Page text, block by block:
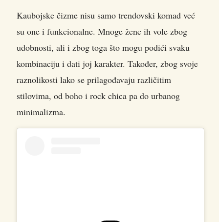
Kaubojske čizme nisu samo trendovski komad već
su one i funkcionalne. Mnoge žene ih vole zbog
udobnosti, ali i zbog toga što mogu podići svaku
kombinaciju i dati joj karakter. Također, zbog svoje
raznolikosti lako se prilagođavaju različitim
stilovima, od boho i rock chica pa do urbanog
minimalizma.